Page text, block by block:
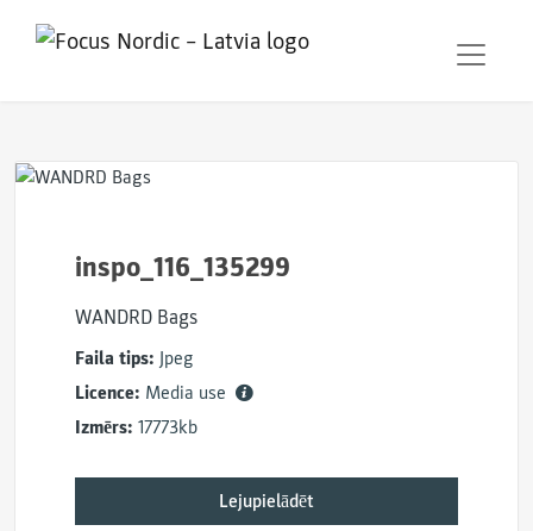
inspo_116_135299
WANDRD Bags
Faila tips: Jpeg
Licence: Media use
Izmērs: 17773kb
Lejupielādēt